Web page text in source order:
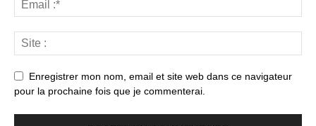
Enregistrer mon nom, email et site web dans ce navigateur
pour la prochaine fois que je commenterai.